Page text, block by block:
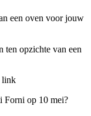
een oven voor jouw
ten opzichte van een
link
Forni op 10 mei?